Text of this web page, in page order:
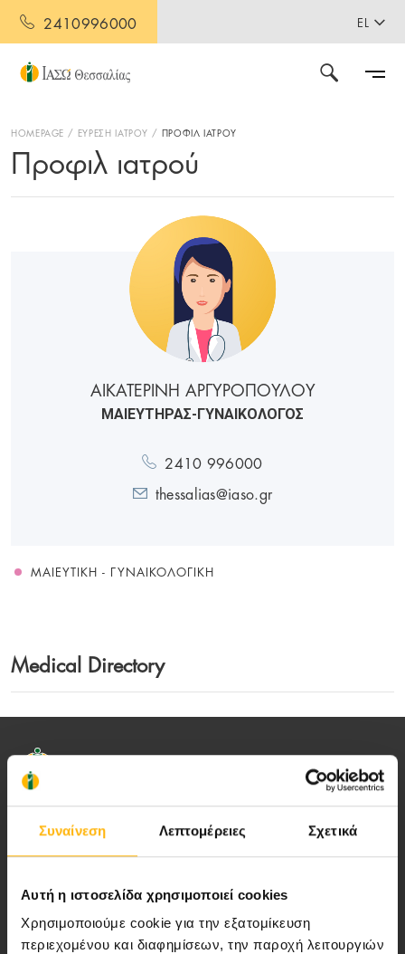
Συναίνεση Λεπτομέρειες Σχετικά
Αυτή η ιστοσελίδα χρησιμοποιεί cookies
Χρησιμοποιούμε cookie για την εξατομίκευση
περιεχομένου και διαφημίσεων, την παροχή λειτουργιών
2410996000 EL
HOMEPAGE ΕΥΡΕΣΗ ΙΑΤΡΟΥ ΠΡΟΦΙΛ ΙΑΤΡΟΥ
Προφιλ ιατρού
ΑΙΚΑΤΕΡΙΝΗ ΑΡΓΥΡΟΠΟΥΛΟΥ
ΜΑΙΕΥΤΗΡΑΣ-ΓΥΝΑΙΚΟΛΟΓΟΣ
2410 996000
thessalias@iaso.gr
ΜΑΙΕΥΤΙΚΉ - ΓΥΝΑΙΚΟΛΟΓΙΚΉ
Medical Directory
Αποστολή μας να παρέχουμε υψηλής
ποιότητας ολοκληρωμένες υπηρεσίες
υγείας.